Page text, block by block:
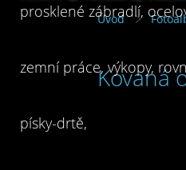
prosklené zábradlí,
zemní práce, výkopy,
písky-drtě,
Úvod
Kovaná